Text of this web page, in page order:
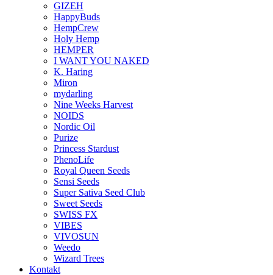
GIZEH
HappyBuds
HempCrew
Holy Hemp
HEMPER
I WANT YOU NAKED
K. Haring
Miron
mydarling
Nine Weeks Harvest
NOIDS
Nordic Oil
Purize
Princess Stardust
PhenoLife
Royal Queen Seeds
Sensi Seeds
Super Sativa Seed Club
Sweet Seeds
SWISS FX
VIBES
VIVOSUN
Weedo
Wizard Trees
Kontakt